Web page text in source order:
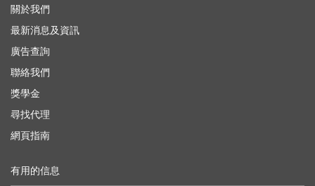
關於我們
最新消息及資訊
廣告查詢
聯絡我們
獎學金
尋找代理
網頁指南
有用的信息